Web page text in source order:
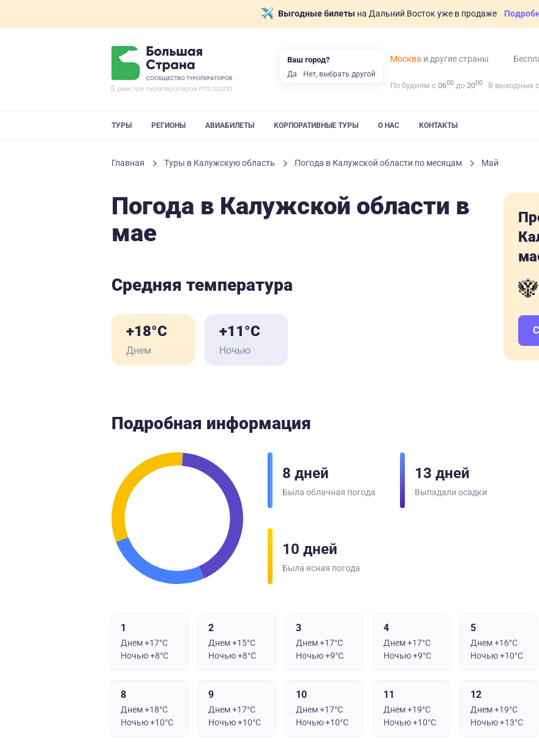
Выгодные билеты на Дальний Восток уже в продаже
Москва и другие страны
По будням с 0600 до 2000 В выходные с
ТУРЫ РЕГИОНЫ АВИАБИЛЕТЫ КОРПОРАТИВНЫЕ ТУРЫ О НАС КОНТАКТЫ
Главная Туры в Калужскую область Погода в Калужской области по месяцам Май
Погода в Калужской области в
мае
Средняя температура
+18°C
Днем
+11°C
Ночью
Подробная информация
8 дней
Была облачная погода
13 дней
Выпадали осадки
10 дней
Была ясная погода
1
Днем +17°C
Ночью +8°C
2
Днем +15°C
Ночью +8°C
3
Днем +17°C
Ночью +9°C
4
Днем +17°C
Ночью +9°C
5
Днем +16°C
Ночью +10°C
8
Днем +18°C
Ночью +10°C
9
Днем +17°C
Ночью +10°C
10
Днем +17°C
Ночью +10°C
11
Днем +19°C
Ночью +10°C
12
Днем +19°C
Ночью +13°C
Ваш город?
Да Нет, выбрать другой